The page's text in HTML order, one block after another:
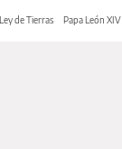
Ley de Tierras Papa León XIV